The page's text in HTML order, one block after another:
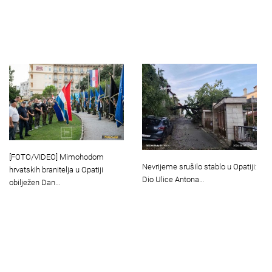
[FOTO/VIDEO] Mimohodom
hrvatskih branitelja u Opatiji
obilježen Dan…
Nevrijeme srušilo stablo u Opatiji:
Dio Ulice Antona…